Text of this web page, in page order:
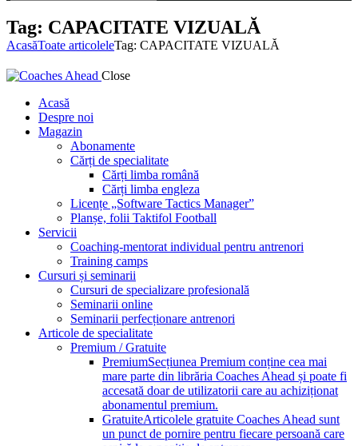
Tag: CAPACITATE VIZUALĂ
AcasăToate articoleleTag: CAPACITATE VIZUALĂ
Close
Acasă
Despre noi
Magazin
Abonamente
Cărți de specialitate
Cărți limba română
Cărți limba engleza
Licențe „Software Tactics Manager”
Planșe, folii Taktifol Football
Servicii
Coaching-mentorat individual pentru antrenori
Training camps
Cursuri și seminarii
Cursuri de specializare profesională
Seminarii online
Seminarii perfecționare antrenori
Articole de specialitate
Premium / Gratuite
PremiumSecțiunea Premium conține cea mai
mare parte din librăria Coaches Ahead și poate fi
accesată doar de utilizatorii care au achiziționat
abonamentul premium.
GratuiteArticolele gratuite Coaches Ahead sunt
un punct de pornire pentru fiecare persoană care